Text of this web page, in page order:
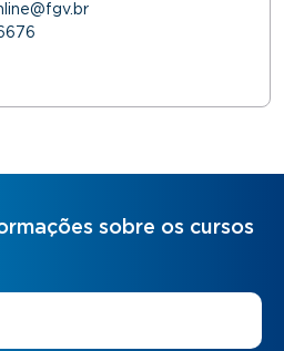
sobre os cursos